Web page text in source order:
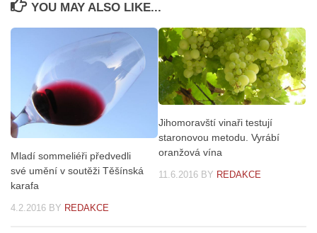
YOU MAY ALSO LIKE...
Mladí sommeliéři předvedli
své umění v soutěži Těšínská
karafa
4.2.2016 BY REDAKCE
Jihomoravští vinaři testují
staronovou metodu. Vyrábí
oranžová vína
11.6.2016 BY REDAKCE